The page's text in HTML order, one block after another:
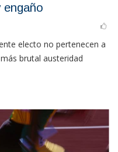
engaño
electo no pertenecen a
brutal austeridad